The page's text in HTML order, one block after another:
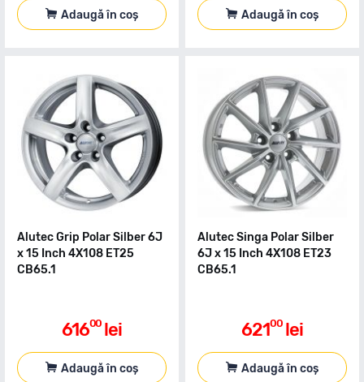
Adaugă în coș Adaugă în coș
Alutec Grip Polar Silber 6J
x 15 Inch 4X108 ET25
CB65.1
61600 lei
Adaugă în coș
Alutec Singa Polar Silber
6J x 15 Inch 4X108 ET23
CB65.1
62100 lei
Adaugă în coș